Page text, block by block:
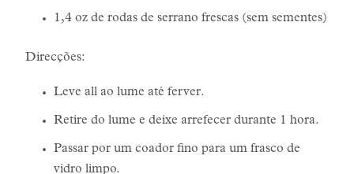
1,4 oz de rodas de serrano frescas (sem sementes)
Direcções:
Leve all ao lume até ferver.
Retire do lume e deixe arrefecer durante 1 hora.
Passar por um coador fino para um frasco de
vidro limpo.